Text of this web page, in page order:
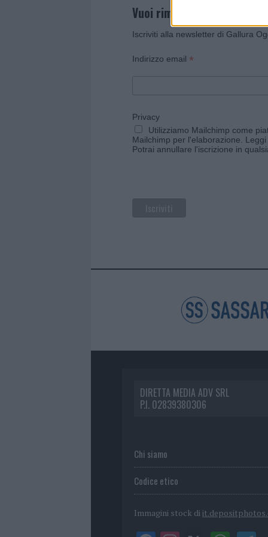
Vuoi rimanere sempre
Iscriviti alla newsletter di Gallura
Indirizzo email *
Privacy
Utilizziamo Mailchimp come
Mailchimp per l'elaborazione.
Potrai annullare l'iscrizione in
DIRETTA MEDIA ADV SRL
P.I. 02839380306
Chi siamo
Codice etico
Immagini stock di